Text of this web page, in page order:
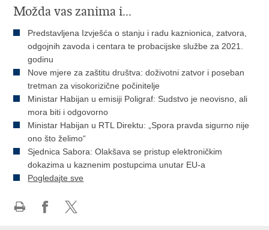
Možda vas zanima i...
Predstavljena Izvješća o stanju i radu kaznionica, zatvora,
odgojnih zavoda i centara te probacijske službe za 2021.
godinu
Nove mjere za zaštitu društva: doživotni zatvor i poseban
tretman za visokorizične počinitelje
Ministar Habijan u emisiji Poligraf: Sudstvo je neovisno, ali
mora biti i odgovorno
Ministar Habijan u RTL Direktu: „Spora pravda sigurno nije
ono što želimo“
Sjednica Sabora: Olakšava se pristup elektroničkim
dokazima u kaznenim postupcima unutar EU-a
Pogledajte sve